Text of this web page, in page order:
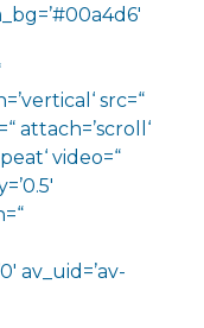
src=“
attach=’scroll‘
video=“
av_uid=’av-